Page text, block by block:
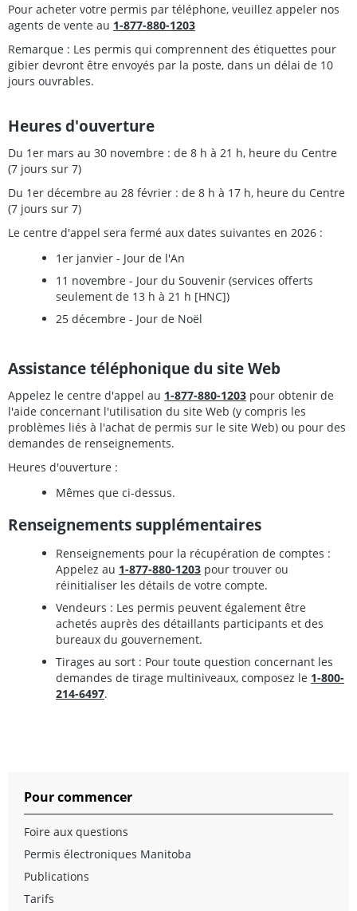
Pour acheter votre permis par téléphone, veuillez appeler nos
agents de vente au 1-877-880-1203
Remarque : Les permis qui comprennent des étiquettes pour
gibier devront être envoyés par la poste, dans un délai de 10
jours ouvrables.
Heures d'ouverture
Du 1er mars au 30 novembre : de 8 h à 21 h, heure du Centre
(7 jours sur 7)
Du 1er décembre au 28 février : de 8 h à 17 h, heure du Centre
(7 jours sur 7)
Le centre d'appel sera fermé aux dates suivantes en 2026 :
1er janvier - Jour de l'An
11 novembre - Jour du Souvenir (services offerts
seulement de 13 h à 21 h [HNC])
25 décembre - Jour de Noël
Assistance téléphonique du site Web
Appelez le centre d'appel au 1-877-880-1203 pour obtenir de
l'aide concernant l'utilisation du site Web (y compris les
problèmes liés à l'achat de permis sur le site Web) ou pour des
demandes de renseignements.
Heures d'ouverture :
Mêmes que ci-dessus.
Renseignements supplémentaires
Renseignements pour la récupération de comptes :
Appelez au 1-877-880-1203 pour trouver ou
réinitialiser les détails de votre compte.
Vendeurs : Les permis peuvent également être
achetés auprès des détaillants participants et des
bureaux du gouvernement.
Tirages au sort : Pour toute question concernant les
demandes de tirage multiniveaux, composez le 1-800-
214-6497.
Pour commencer
Foire aux questions
Permis électroniques Manitoba
Publications
Tarifs